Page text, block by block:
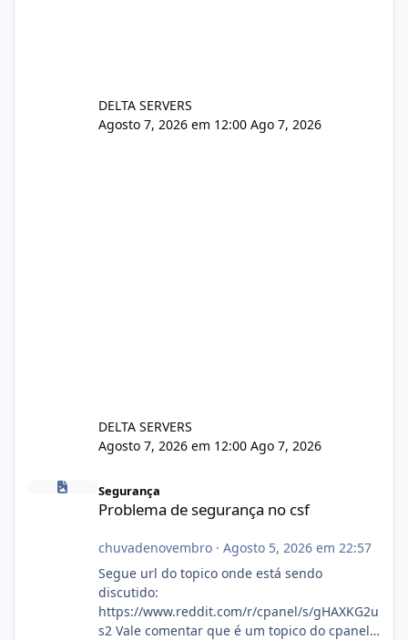
DELTA SERVERS
Agosto 7, 2026 em 12:00 Ago 7, 2026
DELTA SERVERS
Agosto 7, 2026 em 12:00 Ago 7, 2026
Segurança
Problema de segurança no csf
chuvadenovembro· Agosto 5, 2026 em 22:57
Segue url do topico onde está sendo
discutido:
https://www.reddit.com/r/cpanel/s/gHAXKG2u
s2 Vale comentar que é um topico do cpanel...